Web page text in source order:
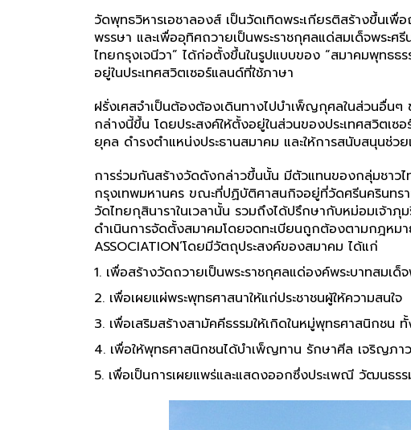
วัดพุทธวิหารเอชาลองส์ เป็นวัดเทิดพระเกียรติสร้างขึ้นเ
พรรษา และเพื่ออุทิศถวายเป็นพระราชกุศลแด่สมเด็จพระ
ไทยกรุงเจนีวา” ได้ก่อตั้งขึ้นในรูปแบบของ “สมาคมพุทธ
อยู่ในประเทศสวิตเซอร์แลนด์ที่ใช้ภาษา
ฝรั่งเศสจำเป็นต้องต้องเดินทางไปบำเพ็ญกุศลในส่วนอื่นๆ
กล่างนี้ขึ้น โดยประสงค์ให้ตั้งอยู่ในส่วนของประเทศสวิตเ
ยุคล ดำรงตำแหน่งประธานสมาคม และให้การสนับสนุนช่
การร่วมกันสร้างวัดดังกล่าวขึ้นนั้น มีตัวแทนของกลุ่มชาว
กรุงเทพมหานคร ขณะที่ปฏิบัติศาสนกิจอยู่ที่วัดศรีนครินทรา
วัดไทยกุสินาราในเวลานั้น รวมถึงได้ปรึกษากับหม่อมเจ้า
ดำเนินการจัดตั้งสมาคมโดยจดทะเบียนถูกต้องตามกฎหม
ASSOCIATION’โดยมีวัตถุประสงค์ของสมาคม ได้แก่
1. เพื่อสร้างวัดถวายเป็นพระราชกุศลแด่องค์พระบาทสมเ
2. เพื่อเผยแผ่พระพุทธศาสนาให้แก่ประชาชนผู้ให้ความสนใจ
3. เพื่อเสริมสร้างสามัคคีธรรมให้เกิดในหมู่พุทธศาสนิกช
4. เพื่อให้พุทธศาสนิกชนได้บำเพ็ญทาน รักษาศีล เจริญภา
5. เพื่อเป็นการเผยแพร่และแสดงออกซึ่งประเพณี วัฒนธ